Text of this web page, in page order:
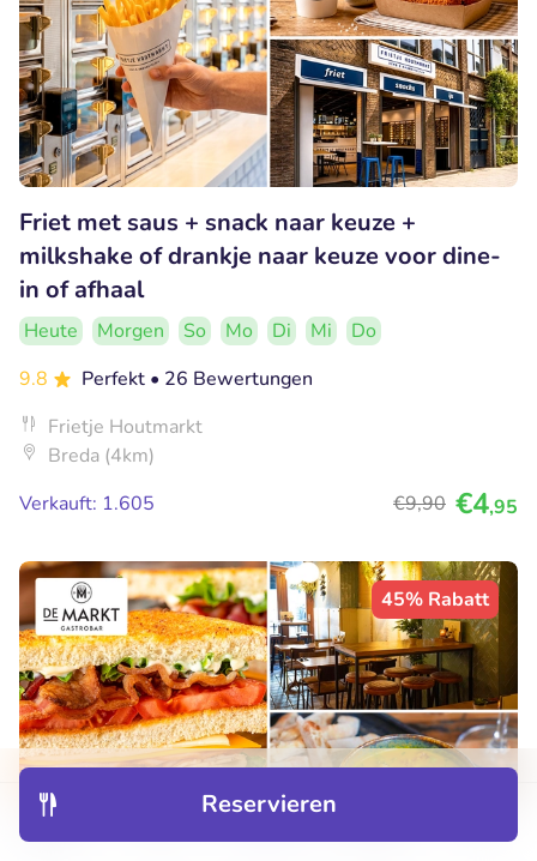
Entdecken
Reservieren
Friet met saus + snack naar keuze +
milkshake of drankje naar keuze voor dine-
in of afhaal
Heute Morgen So Mo Di Mi
Do
9.8
Perfekt • 26 Bewertungen
Frietje Houtmarkt
Breda (4km)
Verkauft: 1.605
€9,90 €4,95
45% Rabatt